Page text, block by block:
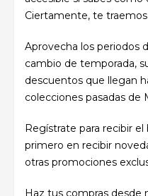
Ciertamente, te
Aprovecha los periodos
cambio de temporada,
descuentos que llegan
colecciones pasadas de
Regístrate para recibir
primero en recibir
otras promociones